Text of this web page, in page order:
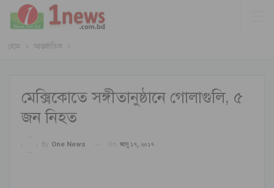
হোম আন্তর্জাতিক
মেক্সিকোতে সঙ্গীতানুষ্ঠানে গোলাগুলি, ৫
জন নিহত
By One News On জানু ১৭, ২০১৭